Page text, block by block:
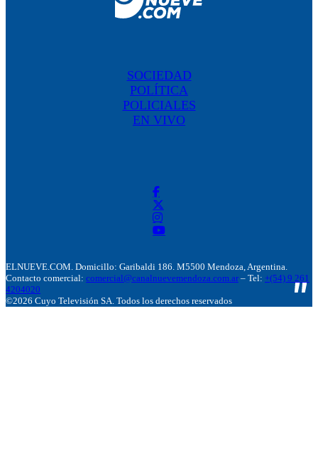
SOCIEDAD
POLÍTICA
POLICIALES
EN VIVO
ELNUEVE.COM. Domicillo: Garibaldi 186. M5500 Mendoza, Argentina.
Contacto comercial: comercial@canalnuevemendoza.com.ar – Tel: +(54) 9 261
4204020
©2026 Cuyo Televisión SA. Todos los derechos reservados